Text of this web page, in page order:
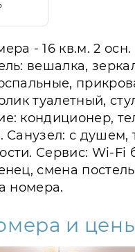
- 16 кв.м. 2 осн.
вешалка,
туалетный,
кондиционер,
Санузел: с душем,
Сервис: Wi-Fi
смена
номера.
и